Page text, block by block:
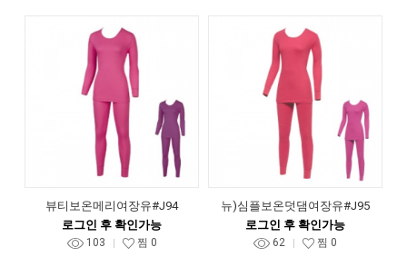
뷰티보온메리여장유#J94
로그인 후 확인가능
103 찜 0
뉴)심플보온덧댐여장유#J95
로그인 후 확인가능
62 찜 0